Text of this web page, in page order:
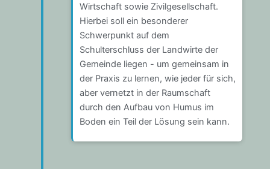
Wirtschaft sowie Zivilgesellschaft.
Hierbei soll ein besonderer
Schwerpunkt auf dem
Schulterschluss der Landwirte der
Gemeinde liegen - um gemeinsam in
der Praxis zu lernen, wie jeder für sich,
aber vernetzt in der Raumschaft
durch den Aufbau von Humus im
Boden ein Teil der Lösung sein kann.